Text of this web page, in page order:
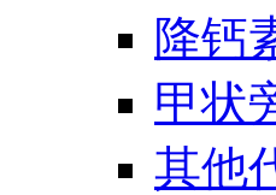
降钙
甲状
其他